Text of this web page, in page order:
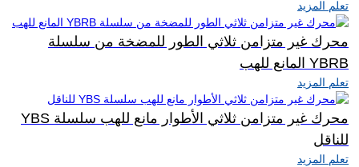
تعلم المزيد
محرك غير متزامن ثلاثي الطور للمضخة من سلسلة
YBRB المانع للهب
تعلم المزيد
محرك غير متزامن ثلاثي الأطوار مانع للهب سلسلة YBS
للناقل
تعلم المزيد